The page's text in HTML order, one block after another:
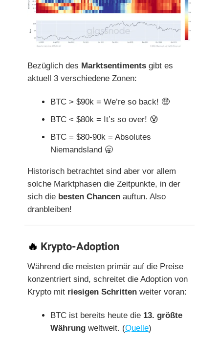
Bezüglich des Marktsentiments gibt es
aktuell 3 verschiedene Zonen:
BTC > $90k = We’re so back! 🤑
BTC < $80k = It’s so over! 😰
BTC = $80-90k = Absolutes
Niemandsland 🥱
Historisch betrachtet sind aber vor allem
solche Marktphasen die Zeitpunkte, in der
sich die besten Chancen auftun. Also
dranbleiben!
🔥 Krypto-Adoption
Während die meisten primär auf die Preise
konzentriert sind, schreitet die Adoption von
Krypto mit riesigen Schritten weiter voran:
BTC ist bereits heute die 13. größte
Währung weltweit. (Quelle)